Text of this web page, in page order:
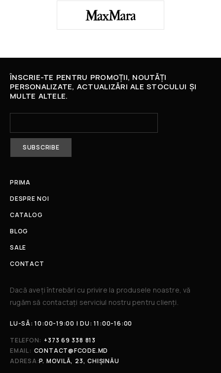
ÎNSCRIE-TE PENTRU PROMOȚII, NOUTĂȚI
PERSONALIZATE, ACTUALIZĂRI ALE STOCULUI ȘI
MULTE ALTELE.
PRIMA
DESPRE NOI
CATALOG
BLOG
SALE
CONTACT
Dacă aveți întrebări cu privire la produsele noastre, vă
rugăm să contactați serviciul nostru pentru clienți.​
LU-SÂ: 10:00-19:00 | DU: 11:00-16:00
TELEFON: +373 69 338 813
EMAIL: CONTACT@FCODE.MD
ADRESA:P. MOVILĂ, 23, CHIȘINĂU